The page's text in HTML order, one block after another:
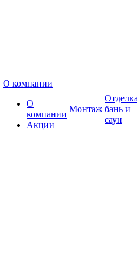
О компании
О
компании
Акции
Монтаж бань и
саун